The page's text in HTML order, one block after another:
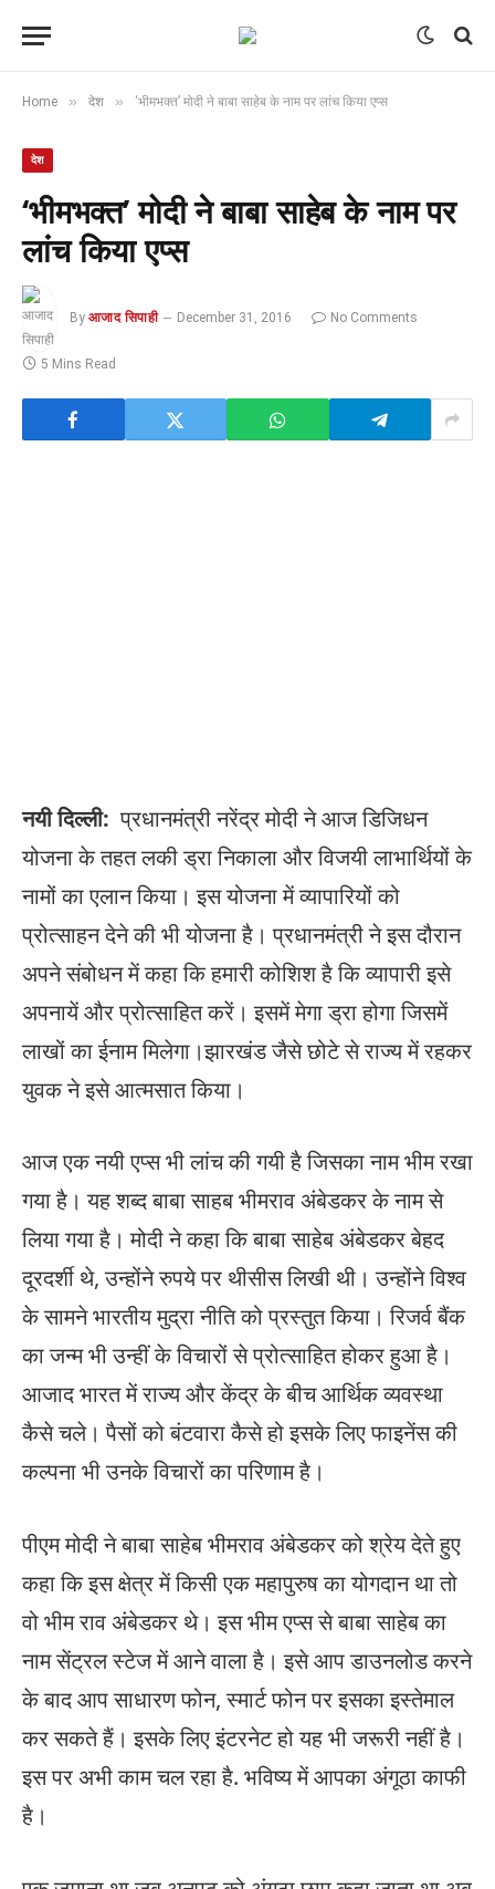
Home » देश » ‘भीमभक्त’ मोदी ने बाबा साहेब के नाम पर लांच किया एप्स
देश
‘भीमभक्त’ मोदी ने बाबा साहेब के नाम पर
लांच किया एप्स
By आजाद सिपाही December 31, 2016 No Comments
5 Mins Read
नयी दिल्ली: प्रधानमंत्री नरेंद्र मोदी ने आज डिजिधन
योजना के तहत लकी ड्रा निकाला और विजयी लाभार्थियों के
नामों का एलान किया। इस योजना में व्यापारियों को
प्रोत्साहन देने की भी योजना है। प्रधानमंत्री ने इस दौरान
अपने संबोधन में कहा कि हमारी कोशिश है कि व्यापारी इसे
अपनायें और प्रोत्साहित करें। इसमें मेगा ड्रा होगा जिसमें
लाखों का ईनाम मिलेगा।झारखंड जैसे छोटे से राज्य में रहकर
युवक ने इसे आत्मसात किया।
आज एक नयी एप्स भी लांच की गयी है जिसका नाम भीम रखा
गया है। यह शब्द बाबा साहब भीमराव अंबेडकर के नाम से
लिया गया है। मोदी ने कहा कि बाबा साहेब अंबेडकर बेहद
दूरदर्शी थे, उन्होंने रुपये पर थीसीस लिखी थी। उन्होंने विश्व
के सामने भारतीय मुद्रा नीति को प्रस्तुत किया। रिजर्व बैंक
का जन्म भी उन्हीं के विचारों से प्रोत्साहित होकर हुआ है।
आजाद भारत में राज्य और केंद्र के बीच आर्थिक व्यवस्था
कैसे चले। पैसों को बंटवारा कैसे हो इसके लिए फाइनेंस की
कल्पना भी उनके विचारों का परिणाम है।
पीएम मोदी ने बाबा साहेब भीमराव अंबेडकर को श्रेय देते हुए
कहा कि इस क्षेत्र में किसी एक महापुरुष का योगदान था तो
वो भीम राव अंबेडकर थे। इस भीम एप्स से बाबा साहेब का
नाम सेंट्रल स्टेज में आने वाला है। इसे आप डाउनलोड करने
के बाद आप साधारण फोन, स्मार्ट फोन पर इसका इस्तेमाल
कर सकते हैं। इसके लिए इंटरनेट हो यह भी जरूरी नहीं है।
इस पर अभी काम चल रहा है. भविष्य में आपका अंगूठा काफी
है।